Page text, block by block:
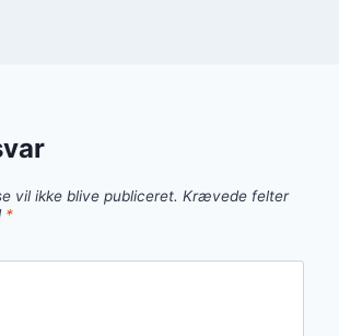
vil ikke blive publiceret. Krævede felter
*